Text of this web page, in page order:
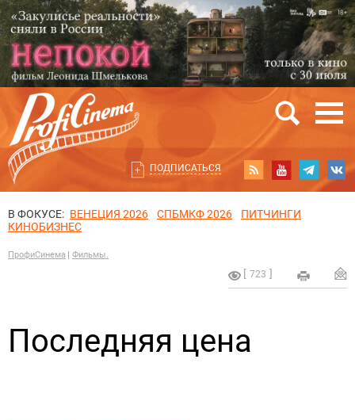
ПОДПИСАТЬСЯ
В ФОКУСЕ: ВЕНЕЦИЯ 2026 СПБМКФ 2026
ПИТЧИНГИ
КИНОБИЗНЕС
ПрофиСинема Фильмы.
723
Последняя цена